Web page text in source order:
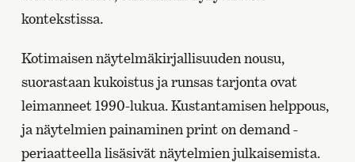
kontekstissa.
Kotimaisen näytelmäkirjallisuuden nousu,
suorastaan kukoistus ja runsas tarjonta ovat
leimanneet 1990-lukua. Kustantamisen helppous,
ja näytelmien painaminen print on demand -
periaatteella lisäsivät näytelmien julkaisemista.